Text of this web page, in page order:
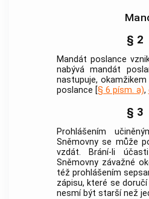
§ 2
Mandát poslance
nabývá mandát
nastupuje,
poslance [§ 6 písm. a),
§ 3
Prohlášením
Sněmovny se může
vzdát. Brání-li
Sněmovny závažné
též prohlášením
zápisu, které se
nesmí být starší než